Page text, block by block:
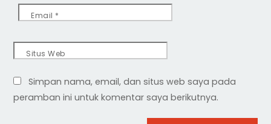
Email *
Situs Web
Simpan nama, email, dan situs web saya pada
peramban ini untuk komentar saya berikutnya.